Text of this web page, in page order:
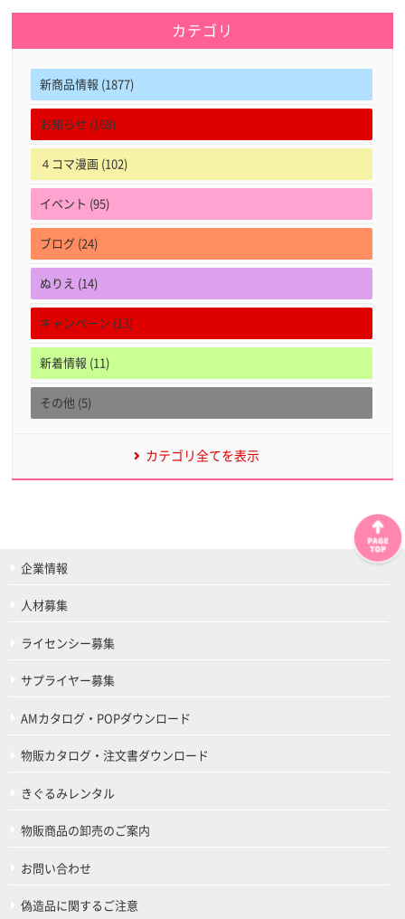
カテゴリ
新商品情報 (1877)
お知らせ (168)
４コマ漫画 (102)
イベント (95)
ブログ (24)
ぬりえ (14)
キャンペーン (13)
新着情報 (11)
その他 (5)
カテゴリ全てを表示
企業情報
人材募集
ライセンシー募集
サプライヤー募集
AMカタログ・POPダウンロード
物販カタログ・注文書ダウンロード
きぐるみレンタル
物販商品の卸売のご案内
お問い合わせ
偽造品に関するご注意